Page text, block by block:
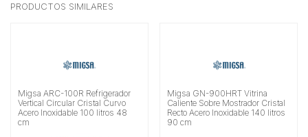
PRODUCTOS SIMILARES
Migsa ARC-100R Refrigerador
Vertical Circular Cristal Curvo
Acero Inoxidable 100 litros 48
cm
Migsa GN-900HRT Vitrina
Caliente Sobre Mostrador Cristal
Recto Acero Inoxidable 140 litros
90 cm